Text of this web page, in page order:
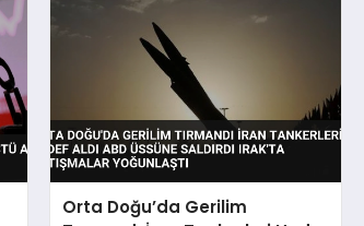
Orta Doğu’da Gerilim